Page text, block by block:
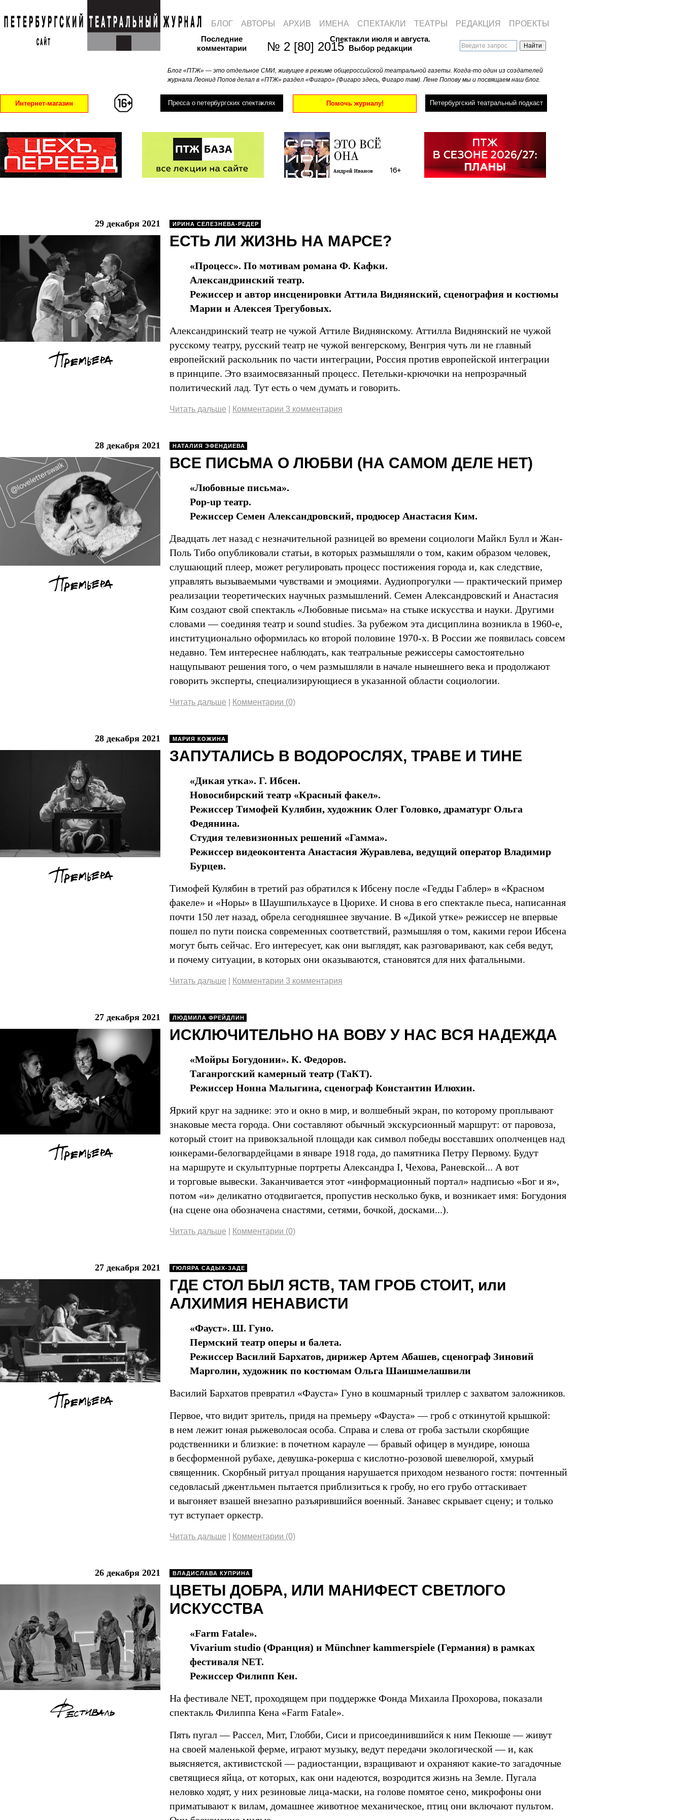
№ 2 [80] 2015
Последние
комментарии
Блог «ПТЖ» — это отдельное СМИ, живущее в режиме общероссийской театральной газеты. Когда-то один из создателей
журнала Леонид Попов делал в «ПТЖ» раздел «Фигаро» (Фигаро здесь, Фигаро там). Лене Попову мы и посвящаем наш блог.
Спектакли июля и августа.
Выбор редакции
Интернет-магазин Пресса о петербургских спектаклях Помочь журналу! Петербургский театральный подкаст
БЛОГ АВТОРЫ АРХИВ ИМЕНА СПЕКТАКЛИ ТЕАТРЫ РЕДАКЦИЯ ПРОЕКТЫ
29 декабря 2021 ИРИНА СЕЛЕЗНЕВА-РЕДЕР
ЕСТЬ ЛИ ЖИЗНЬ НА МАРСЕ?
«Процесс». По мотивам романа Ф. Кафки.
Александринский театр.
Режиссер и автор инсценировки Аттила Виднянский, сценография и костюмы
Марии и Алексея Трегубовых.
Александринский театр не чужой Аттиле Виднянскому. Аттилла Виднянский не чужой
русскому театру, русский театр не чужой венгерскому, Венгрия чуть ли не главный
европейский раскольник по части интеграции, Россия против европейской интеграции
в принципе. Это взаимосвязанный процесс. Петельки-крючочки на непрозрачный
политический лад. Тут есть о чем думать и говорить.
Читать дальше Комментарии 3 комментария
28 декабря 2021 НАТАЛИЯ ЭФЕНДИЕВА
ВСЕ ПИСЬМА О ЛЮБВИ (НА САМОМ ДЕЛЕ НЕТ)
«Любовные письма».
Pop-up театр.
Режиссер Семен Александровский, продюсер Анастасия Ким.
Двадцать лет назад с незначительной разницей во времени социологи Майкл Булл и Жан-
Поль Тибо опубликовали статьи, в которых размышляли о том, каким образом человек,
слушающий плеер, может регулировать процесс постижения города и, как следствие,
управлять вызываемыми чувствами и эмоциями. Аудиопрогулки — практический пример
реализации теоретических научных размышлений. Семен Александровский и Анастасия
Ким создают свой спектакль «Любовные письма» на стыке искусства и науки. Другими
словами — соединяя театр и sound studies. За рубежом эта дисциплина возникла в 1960-е,
институционально оформилась ко второй половине 1970-х. В России же появилась совсем
недавно. Тем интереснее наблюдать, как театральные режиссеры самостоятельно
нащупывают решения того, о чем размышляли в начале нынешнего века и продолжают
говорить эксперты, специализирующиеся в указанной области социологии.
Читать дальше Комментарии (0)
28 декабря 2021 МАРИЯ КОЖИНА
ЗАПУТАЛИСЬ В ВОДОРОСЛЯХ, ТРАВЕ И ТИНЕ
«Дикая утка». Г. Ибсен.
Новосибирский театр «Красный факел».
Режиссер Тимофей Кулябин, художник Олег Головко, драматург Ольга
Федянина.
Студия телевизионных решений «Гамма».
Режиссер видеоконтента Анастасия Журавлева, ведущий оператор Владимир
Бурцев.
Тимофей Кулябин в третий раз обратился к Ибсену после «Гедды Габлер» в «Красном
факеле» и «Норы» в Шаушпильхаусе в Цюрихе. И снова в его спектакле пьеса, написанная
почти 150 лет назад, обрела сегодняшнее звучание. В «Дикой утке» режиссер не впервые
пошел по пути поиска современных соответствий, размышляя о том, какими герои Ибсена
могут быть сейчас. Его интересует, как они выглядят, как разговаривают, как себя ведут,
и почему ситуации, в которых они оказываются, становятся для них фатальными.
Читать дальше Комментарии 3 комментария
27 декабря 2021 ЛЮДМИЛА ФРЕЙДЛИН
ИСКЛЮЧИТЕЛЬНО НА ВОВУ У НАС ВСЯ НАДЕЖДА
«Мойры Богудонии». К. Федоров.
Таганрогский камерный театр (ТаКТ).
Режиссер Нонна Малыгина, сценограф Константин Илюхин.
Яркий круг на заднике: это и окно в мир, и волшебный экран, по которому проплывают
знаковые места города. Они составляют обычный экскурсионный маршрут: от паровоза,
который стоит на привокзальной площади как символ победы восставших ополченцев над
юнкерами-белогвардейцами в январе 1918 года, до памятника Петру Первому. Будут
на маршруте и скульптурные портреты Александра I, Чехова, Раневской... А вот
и торговые вывески. Заканчивается этот «информационный портал» надписью «Бог и я»,
потом «и» деликатно отодвигается, пропустив несколько букв, и возникает имя: Богудония
(на сцене она обозначена снастями, сетями, бочкой, досками...).
Читать дальше Комментарии (0)
27 декабря 2021 ГЮЛЯРА САДЫХ-ЗАДЕ
ГДЕ СТОЛ БЫЛ ЯСТВ, ТАМ ГРОБ СТОИТ, или
АЛХИМИЯ НЕНАВИСТИ
«Фауст». Ш. Гуно.
Пермский театр оперы и балета.
Режиссер Василий Бархатов, дирижер Артем Абашев, сценограф Зиновий
Марголин, художник по костюмам Ольга Шаишмелашвили
Василий Бархатов превратил «Фауста» Гуно в кошмарный триллер с захватом заложников.
Первое, что видит зритель, придя на премьеру «Фауста» — гроб с откинутой крышкой:
в нем лежит юная рыжеволосая особа. Справа и слева от гроба застыли скорбящие
родственники и близкие: в почетном карауле — бравый офицер в мундире, юноша
в бесформенной рубахе, девушка-рокерша с кислотно-розовой шевелюрой, хмурый
священник. Скорбный ритуал прощания нарушается приходом незваного гостя: почтенный
седовласый джентльмен пытается приблизиться к гробу, но его грубо оттаскивает
и выгоняет взашей внезапно разъярившийся военный. Занавес скрывает сцену; и только
тут вступает оркестр.
Читать дальше Комментарии (0)
26 декабря 2021 ВЛАДИСЛАВА КУПРИНА
ЦВЕТЫ ДОБРА, ИЛИ МАНИФЕСТ СВЕТЛОГО
ИСКУССТВА
«Farm Fatale».
Vivarium studio (Франция) и Münchner kammerspiele (Германия) в рамках
фестиваля NET.
Режиссер Филипп Кен.
На фестивале NET, проходящем при поддержке Фонда Михаила Прохорова, показали
спектакль Филиппа Кена «Farm Fatale».
Пять пугал — Рассел, Мит, Глобби, Сиси и присоединившийся к ним Пекюше — живут
на своей маленькой ферме, играют музыку, ведут передачи экологической — и, как
выясняется, активистской — радиостанции, взращивают и охраняют какие-то загадочные
светящиеся яйца, от которых, как они надеются, возродится жизнь на Земле. Пугала
неловко ходят, у них резиновые лица-маски, на голове помятое сено, микрофоны они
приматывают к вилам, домашнее животное механическое, птиц они включают пультом.